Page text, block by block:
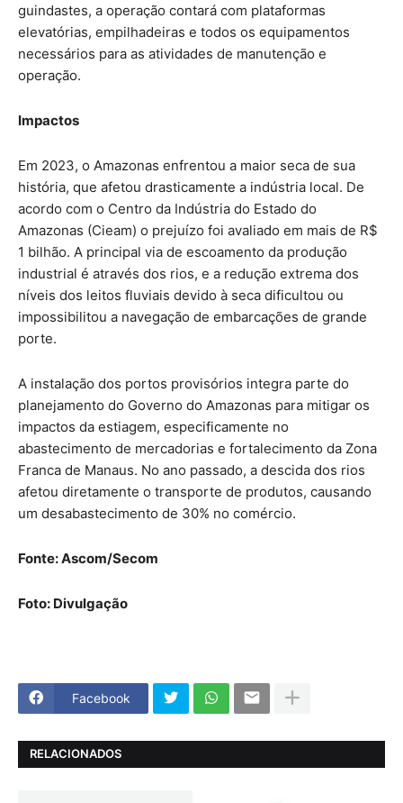
guindastes, a operação contará com plataformas
elevatórias, empilhadeiras e todos os equipamentos
necessários para as atividades de manutenção e
operação.
Impactos
Em 2023, o Amazonas enfrentou a maior seca de sua
história, que afetou drasticamente a indústria local. De
acordo com o Centro da Indústria do Estado do
Amazonas (Cieam) o prejuízo foi avaliado em mais de R$
1 bilhão. A principal via de escoamento da produção
industrial é através dos rios, e a redução extrema dos
níveis dos leitos fluviais devido à seca dificultou ou
impossibilitou a navegação de embarcações de grande
porte.
A instalação dos portos provisórios integra parte do
planejamento do Governo do Amazonas para mitigar os
impactos da estiagem, especificamente no
abastecimento de mercadorias e fortalecimento da Zona
Franca de Manaus. No ano passado, a descida dos rios
afetou diretamente o transporte de produtos, causando
um desabastecimento de 30% no comércio.
Fonte: Ascom/Secom
Foto: Divulgação
Facebook
RELACIONADOS